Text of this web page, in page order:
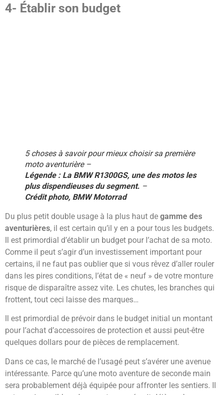
4- Établir son budget
5 choses à savoir pour mieux choisir sa première
moto aventurière –
Légende : La BMW R1300GS, une des motos les
plus dispendieuses du segment. –
Crédit photo, BMW Motorrad
Du plus petit double usage à la plus haut de gamme des
aventurières, il est certain qu’il y en a pour tous les budgets.
Il est primordial d’établir un budget pour l’achat de sa moto.
Comme il peut s’agir d’un investissement important pour
certains, il ne faut pas oublier que si vous rêvez d’aller rouler
dans les pires conditions, l’état de « neuf » de votre monture
risque de disparaître assez vite. Les chutes, les branches qui
frottent, tout ceci laisse des marques…
Il est primordial de prévoir dans le budget initial un montant
pour l’achat d’accessoires de protection et aussi peut-être
quelques dollars pour de pièces de remplacement.
Dans ce cas, le marché de l’usagé peut s’avérer une avenue
intéressante. Parce qu’une moto aventure de seconde main
sera probablement déjà équipée pour affronter les sentiers. Il